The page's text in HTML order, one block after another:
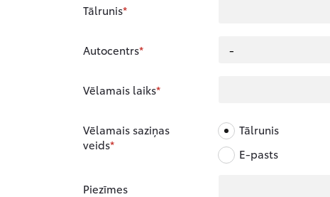
Tālrunis
Autocentrs
Vēlamais laiks
Vēlamais saziņas
veids
Tālrunis
E-pasts
Piezīmes